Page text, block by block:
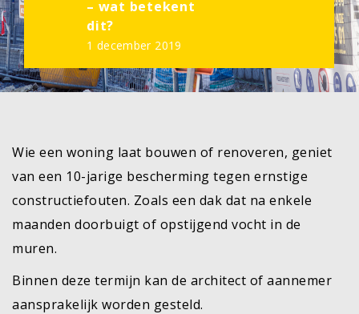
– wat betekent
dit?
1 december 2019
Wie een woning laat bouwen of renoveren, geniet
van een 10-jarige bescherming tegen ernstige
constructiefouten. Zoals een dak dat na enkele
maanden doorbuigt of opstijgend vocht in de
muren.
Binnen deze termijn kan de architect of aannemer
aansprakelijk worden gesteld.